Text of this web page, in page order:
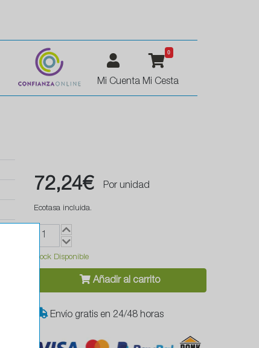
Mi Cuenta
0
Mi Cesta
72,24€ Por unidad
Ecotasa incluida.
Stock Disponible
Añadir al carrito
Envío gratis en 24/48 horas